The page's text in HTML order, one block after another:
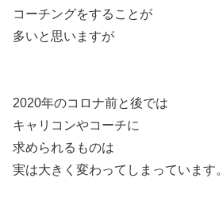
コーチングをすることが
多いと思いますが
2020年のコロナ前と後では
キャリコンやコーチに
求められるものは
実は大きく変わってしまっています。